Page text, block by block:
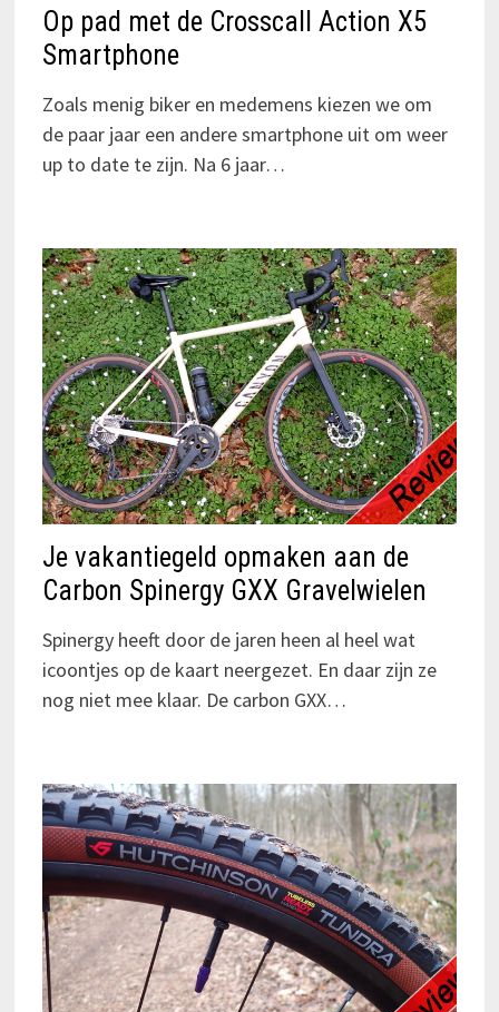
Op pad met de Crosscall Action X5
Smartphone
Zoals menig biker en medemens kiezen we om
de paar jaar een andere smartphone uit om weer
up to date te zijn. Na 6 jaar…
Je vakantiegeld opmaken aan de
Carbon Spinergy GXX Gravelwielen
Spinergy heeft door de jaren heen al heel wat
icoontjes op de kaart neergezet. En daar zijn ze
nog niet mee klaar. De carbon GXX…